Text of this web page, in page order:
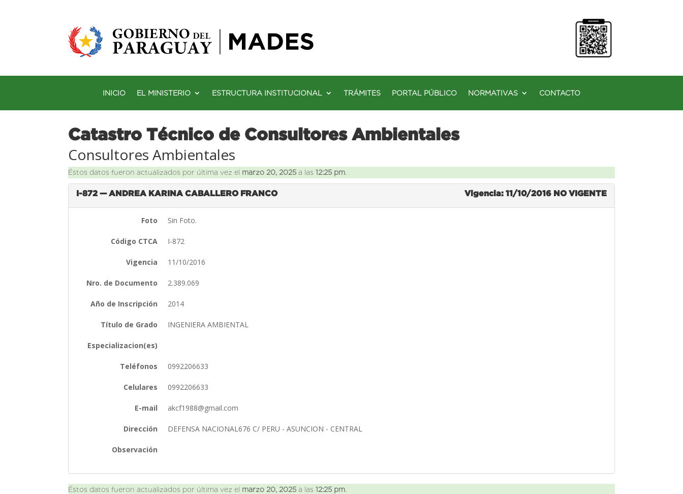
INICIO EL MINISTERIO ESTRUCTURA INSTITUCIONAL TRÁMITES PORTAL PÚBLICO NORMATIVAS CONTACTO
Catastro Técnico de Consultores Ambientales
Consultores Ambientales
Éstos datos fueron actualizados por última vez el marzo 20, 2025 a las12:25 pm
I-872 — ANDREA KARINA CABALLERO FRANCO Vigencia: 11/10/2016 NO VIGENTE
Foto Sin Foto.
Código CTCA I-872
Vigencia 11/10/2016
Nro. de Documento 2.389.069
Año de Inscripción 2014
Título de Grado INGENIERA AMBIENTAL
Especializacion(es)
Teléfonos 0992206633
Celulares 0992206633
E-mail akcf1988@gmail.com
Dirección DEFENSA NACIONAL676 C/ PERU - ASUNCION - CENTRAL
Observación
Éstos datos fueron actualizados por última vez el marzo 20, 2025 a las12:25 pm